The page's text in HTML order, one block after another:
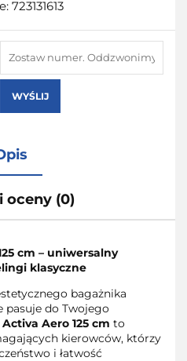
WYŚLIJ
oceny (0)
cm – uniwersalny
klasyczne
bagażnika
pasuje do Twojego
Aero 125 cm to
kierowców, którzy
i łatwość